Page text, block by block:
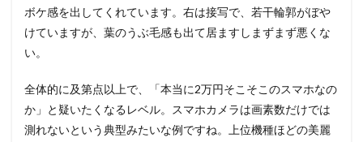
ボケ感を出してくれています。右は接写で、若干輪郭がぼや
けていますが、葉のうぶ毛感も出て居ますしまずまず悪くな
い。
全体的に及第点以上で、「本当に2万円そこそこのスマホなの
か」と疑いたくなるレベル。スマホカメラは画素数だけでは
測れないという典型みたいな例ですね。上位機種ほどの美麗